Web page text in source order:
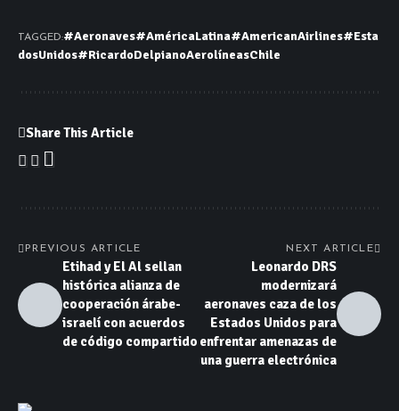
TAGGED:#Aeronaves#AméricaLatina#AmericanAirlines#Esta
dosUnidos#RicardoDelpianoAerolíneasChile
Share This Article
PREVIOUS ARTICLE
Etihad y El Al sellan
histórica alianza de
cooperación árabe-
israelí con acuerdos
de código compartido
NEXT ARTICLE
Leonardo DRS
modernizará
aeronaves caza de los
Estados Unidos para
enfrentar amenazas de
una guerra electrónica